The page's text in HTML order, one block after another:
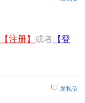
【注册】 或者 【登
发私信